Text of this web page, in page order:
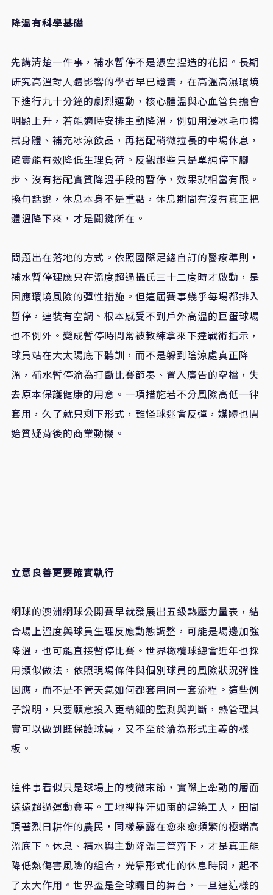
降溫有科學基礎
先講清楚一件事，補水暫停不是憑空捏造的花招。長期
研究高溫對人體影響的學者早已證實，在高溫高濕環境
下進行九十分鐘的劇烈運動，核心體溫與心血管負擔會
明顯上升，若能適時安排主動降溫，例如用浸冰毛巾擦
拭身體、補充冰涼飲品，再搭配稍微拉長的中場休息，
確實能有效降低生理負荷。反觀那些只是單純停下腳
步、沒有搭配實質降溫手段的暫停，效果就相當有限。
換句話說，休息本身不是重點，休息期間有沒有真正把
體溫降下來，才是關鍵所在。
問題出在落地的方式。依照國際足總自訂的醫療準則，
補水暫停理應只在溫度超過攝氏三十二度時才啟動，是
因應環境風險的彈性措施。但這屆賽事幾乎每場都排入
暫停，連裝有空調、根本感受不到戶外高溫的巨蛋球場
也不例外。變成暫停時間常被教練拿來下達戰術指示，
球員站在大太陽底下聽訓，而不是躲到陰涼處真正降
溫，補水暫停淪為打斷比賽節奏、置入廣告的空檔，失
去原本保護健康的用意。一項措施若不分風險高低一律
套用，久了就只剩下形式，難怪球迷會反彈，媒體也開
始質疑背後的商業動機。
立意良善更要確實執行
網球的澳洲網球公開賽早就發展出五級熱壓力量表，結
合場上溫度與球員生理反應動態調整，可能是場邊加強
降溫，也可能直接暫停比賽。世界橄欖球總會近年也採
用類似做法，依照現場條件與個別球員的風險狀況彈性
因應，而不是不管天氣如何都套用同一套流程。這些例
子說明，只要願意投入更精細的監測與判斷，熱管理其
實可以做到既保護球員，又不至於淪為形式主義的樣
板。
這件事看似只是球場上的枝微末節，實際上牽動的層面
遠遠超過運動賽事。工地裡揮汗如雨的建築工人，田間
頂著烈日耕作的農民，同樣暴露在愈來愈頻繁的極端高
溫底下。休息、補水與主動降溫三管齊下，才是真正能
降低熱傷害風險的組合，光靠形式化的休息時間，起不
了太大作用。世界盃是全球矚目的舞台，一旦連這樣的